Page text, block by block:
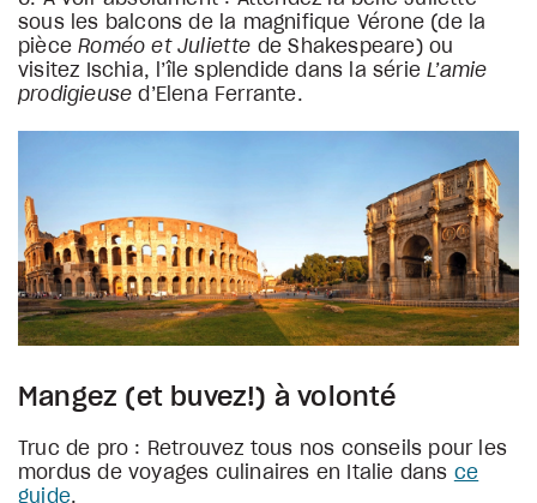
sous les balcons de la magnifique Vérone (de la
pièceRoméo et Juliette de Shakespeare) ou
visitez Ischia, l’île splendide dans la sérieL’amie
prodigieuse d’Elena Ferrante.
Mangez (et buvez!) à volonté
Truc de pro : Retrouvez tous nos conseils pour les
mordus de voyages culinaires en Italie dans ce
guide.